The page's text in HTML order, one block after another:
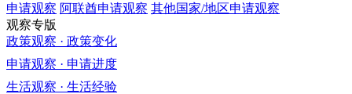
申请观察 阿联酋申请观察 其他国家/地区申请观察
观察专版
政策观察 · 政策变化
申请观察 · 申请进度
生活观察 · 生活经验